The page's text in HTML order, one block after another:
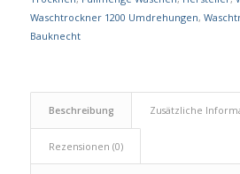
Waschtrockner 1200 Umdrehungen,
Bauknecht
Beschreibung Zusätzliche
Rezensionen (0)